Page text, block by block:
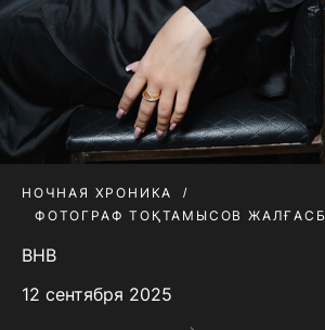
НОЧНАЯ ХРОНИКА
ФОТОГРАФ ТОҚТАМЫСОВ
BHB
12 сентября 2025